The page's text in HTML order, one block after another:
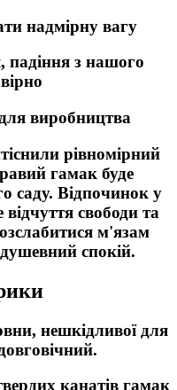
надмірну вагу
падіння з нашого
виробництва
рівномірний
гамак буде
саду. Відпочинок у
свободи та
м'язам
спокій.
нешкідливої для
канатів гамак